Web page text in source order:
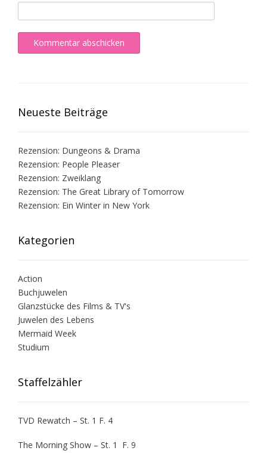
Neueste Beiträge
Rezension: Dungeons & Drama
Rezension: People Pleaser
Rezension: Zweiklang
Rezension: The Great Library of Tomorrow
Rezension: Ein Winter in New York
Kategorien
Action
Buchjuwelen
Glanzstücke des Films & TV's
Juwelen des Lebens
Mermaid Week
Studium
Staffelzähler
TVD Rewatch – St. 1 F. 4
The Morning Show – St. 1 F. 9